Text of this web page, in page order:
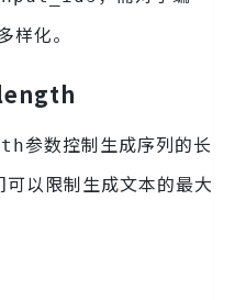
化。
参数控制生成序列的长
以限制生成文本的最大